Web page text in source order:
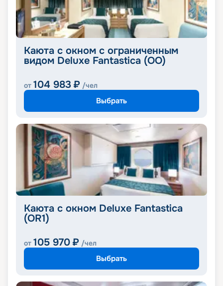
Каюта с окном с ограниченным
видом Deluxe Fantastica (OO)
от 104 983 ₽ /чел
Выбрать
Каюта с окном Deluxe Fantastica
(OR1)
от 105 970 ₽ /чел
Выбрать